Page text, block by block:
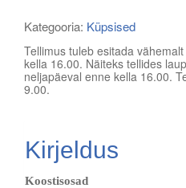
Kategooria: Küpsised
Tellimus tuleb esitada
kella 16.00. Näiteks tellides
neljapäeval enne kella 16.00.
9.00.
Kirjeldus
Koostisosad